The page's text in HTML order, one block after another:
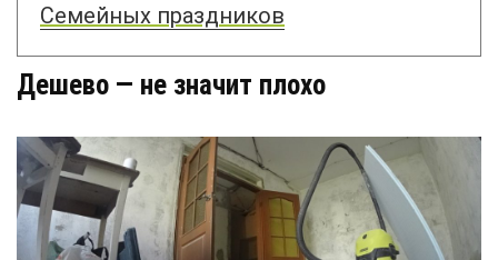
Семейных праздников
Дешево — не значит плохо